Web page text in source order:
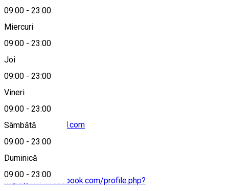
09:00 - 23:00
Miercuri
09:00 - 23:00
Joi
09:00 - 23:00
Vineri
09:00 - 23:00
Sâmbătă
09:00 - 23:00
Duminică
09:00 - 23:00
Hartă
birootto71@gmail.com
https://www.facebook.com/profile.php?